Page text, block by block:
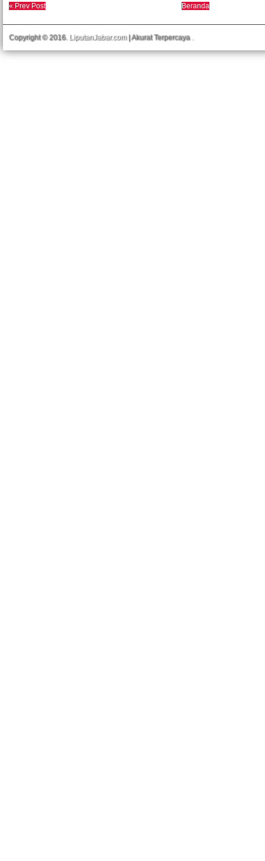
« Prev Post Beranda
Copyright © 2016. LiputanJabar.com| Akurat Terpercaya